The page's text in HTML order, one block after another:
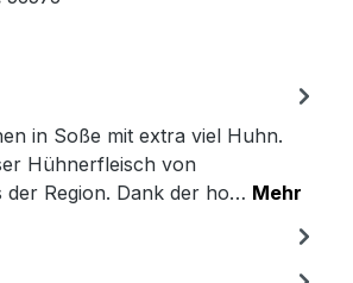
in Soße mit extra viel Huhn.
Hühnerfleisch von
der Region. Dank der ho… Mehr